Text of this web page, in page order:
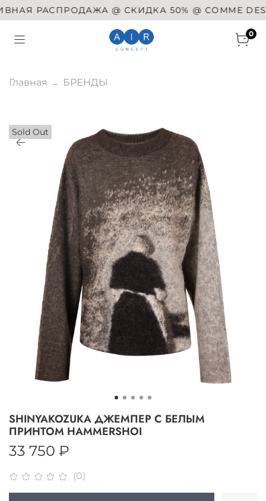
РАСПРОДАЖА @ СКИДКА 50% @ COMME DES
0
Главная БРЕНДЫ
Sold Out
(0)
SHINYAKOZUKA ДЖЕМПЕР С БЕЛЫМ
ПРИНТОМ HAMMERSHOI
33 750 ₽